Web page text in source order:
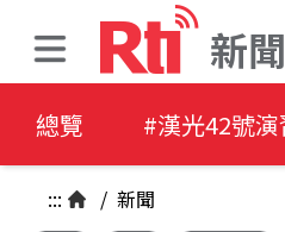
新聞
總覽 #漢光42號演
::: / 新聞